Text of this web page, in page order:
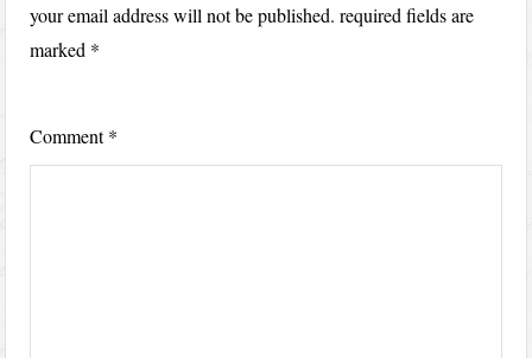
your email address will not be published. required fields are
marked *
Comment*